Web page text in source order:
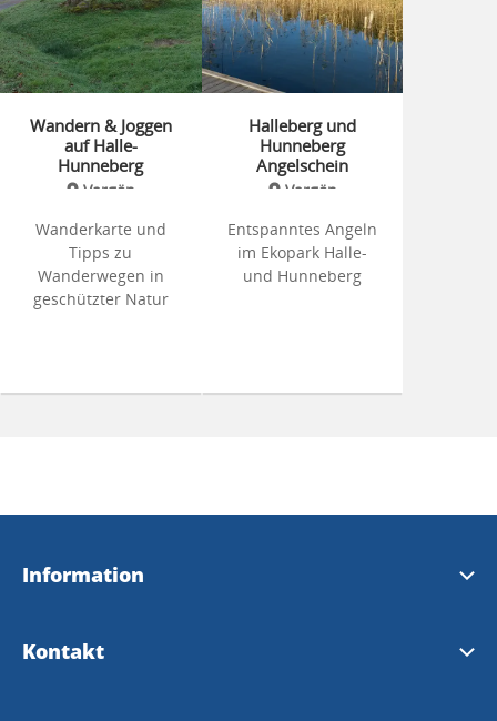
Wandern & Joggen
auf Halle-
Hunneberg
Vargön
Wanderkarte und
Tipps zu
Wanderwegen in
geschützter Natur
Halleberg und
Hunneberg
Angelschein
Vargön
Entspanntes Angeln
im Ekopark Halle-
und Hunneberg
Information
Brochure touristique 2026 (en anglais)
Kontakt